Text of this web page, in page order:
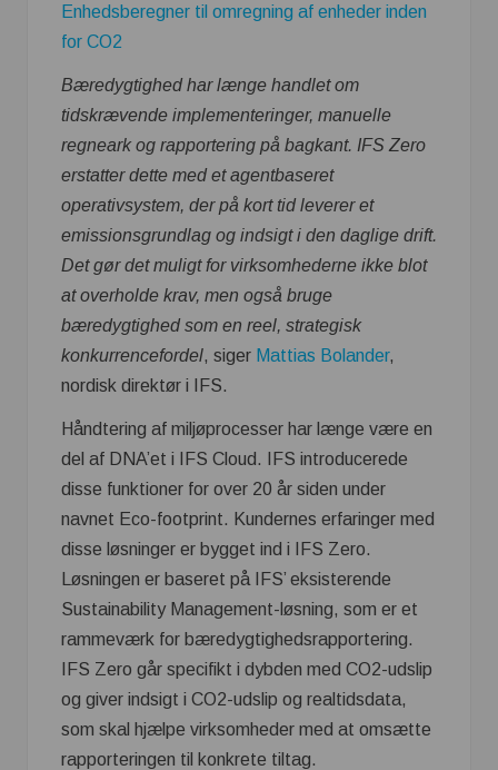
Enhedsberegner til omregning af enheder inden
for CO2
Bæredygtighed har længe handlet om
tidskrævende implementeringer, manuelle
regneark og rapportering på bagkant. IFS Zero
erstatter dette med et agentbaseret
operativsystem, der på kort tid leverer et
emissionsgrundlag og indsigt i den daglige drift.
Det gør det muligt for virksomhederne ikke blot
at overholde krav, men også bruge
bæredygtighed som en reel, strategisk
konkurrencefordel, siger Mattias Bolander,
nordisk direktør i IFS.
Håndtering af miljøprocesser har længe være en
del af DNA’et i IFS Cloud. IFS introducerede
disse funktioner for over 20 år siden under
navnet Eco-footprint. Kundernes erfaringer med
disse løsninger er bygget ind i IFS Zero.
Løsningen er baseret på IFS’ eksisterende
Sustainability Management-løsning, som er et
rammeværk for bæredygtighedsrapportering.
IFS Zero går specifikt i dybden med CO2-udslip
og giver indsigt i CO2-udslip og realtidsdata,
som skal hjælpe virksomheder med at omsætte
rapporteringen til konkrete tiltag.